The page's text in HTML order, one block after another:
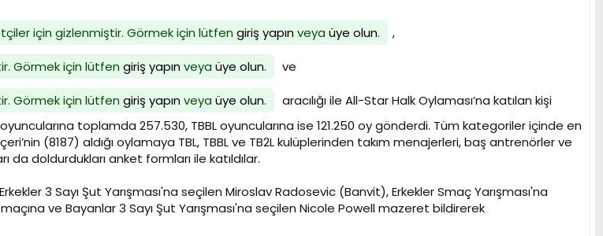
için gizlenmiştir. Görmek için lütfen giriş yapınveya üye olun. ,
Görmek için lütfen giriş yapınveya üye olun. ve
Görmek için lütfen giriş yapınveya üye olun.
aracılığı ile All-Star Halk Oylaması’na katılan kişi
toplamda 257.530, TBBL oyuncularına ise 121.250 oy gönderdi. Tüm kategoriler içinde en
(8187) aldığı oylamaya TBL, TBBL ve TB2L kulüplerinden takım menajerleri, baş antrenörler ve
da doldurdukları anket formları ile katıldılar.
3 Sayı Şut Yarışması'na seçilen Miroslav Radosevic (Banvit), Erkekler Smaç Yarışması'na
ve Bayanlar 3 Sayı Şut Yarışması'na seçilen Nicole Powell mazeret bildirerek